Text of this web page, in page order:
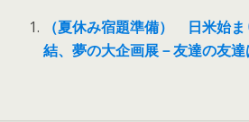
（夏休み宿題準備） 日米始
結、夢の大企画展－友達の友達